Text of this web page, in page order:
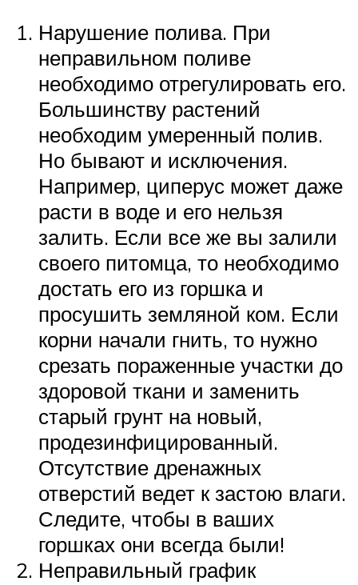
Нарушение полива. При
неправильном поливе
необходимо отрегулировать его.
Большинству растений
необходим умеренный полив.
Но бывают и исключения.
Например, циперус может даже
расти в воде и его нельзя
залить. Если все же вы залили
своего питомца, то необходимо
достать его из горшка и
просушить земляной ком. Если
корни начали гнить, то нужно
срезать пораженные участки до
здоровой ткани и заменить
старый грунт на новый,
продезинфицированный.
Отсутствие дренажных
отверстий ведет к застою влаги.
Следите, чтобы в ваших
горшках они всегда были!
Неправильный график